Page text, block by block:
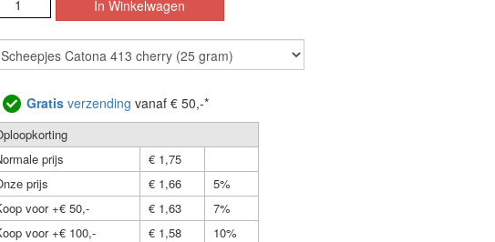
Gratisverzending vanaf € 50,-*
prijs
€ 1,75
prijs
€ 1,66
5%
voor +€ 50,-
€ 1,63
7%
voor +€ 100,-
€ 1,58
10%